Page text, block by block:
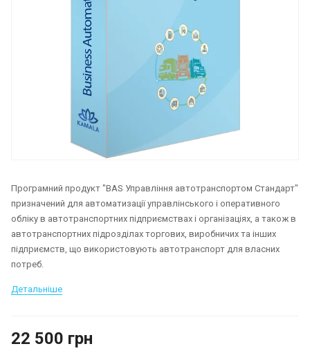
Програмний продукт "BAS Управління автотранспортом Стандарт"
призначений для автоматизації управлінського і оперативного
обліку в автотранспортних підприємствах і організаціях, а також в
автотранспортних підрозділах торгових, виробничих та інших
підприємств, що використовують автотранспорт для власних
потреб.
Детальніше
22 500 грн